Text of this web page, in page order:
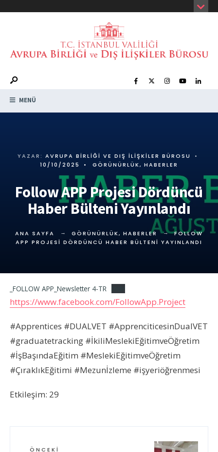
MENÜ
YAZAR: AVRUPA BIRLIĞI VE DIŞ İLIŞKILER BÜROSU
•
10/10/2025
• GÖRÜNÜRLÜK, HABERLER
Follow APP Projesi Dördüncü
Haber Bülteni Yayınlandı
ANA SAYFA GÖRÜNÜRLÜK, HABERLER
FOLLOW
APP PROJESI DÖRDÜNCÜ HABER BÜLTENI YAYINLANDI
_FOLLOW APP_Newsletter 4-TR
https://www.facebook.com/FollowApp.Project
#Apprentices #DUALVET #ApprenciticesinDualVET
#graduatetracking #İkiliMeslekiEğitimveÖğretim
#İşBaşındaEğitim #MeslekiEğitimveÖğretim
#ÇıraklıkEğitimi #Mezunİzleme #işyeriöğrenmesi
Etkileşim: 29
ÖNCEKI